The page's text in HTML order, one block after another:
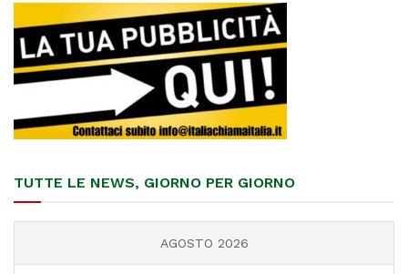
TUTTE LE NEWS, GIORNO PER GIORNO
AGOSTO 2026